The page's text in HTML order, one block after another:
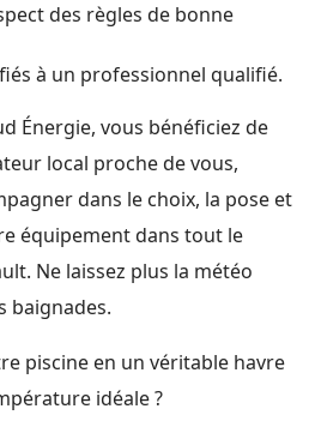
des règles de bonne
à un professionnel qualifié.
Énergie, vous bénéficiez de
local proche de vous,
dans le choix, la pose et
équipement dans tout le
Ne laissez plus la météo
baignades.
piscine en un véritable havre
idéale ?